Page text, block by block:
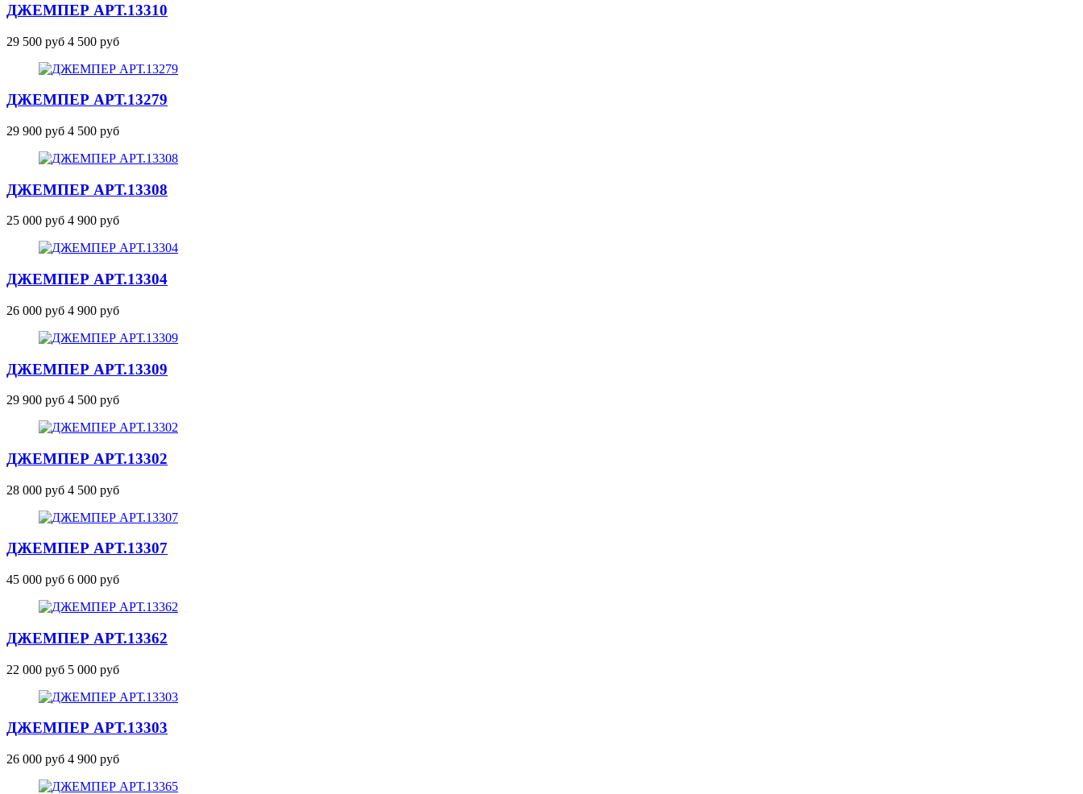
ДЖЕМПЕР АРТ.13310
29 500 руб 4 500 руб
ДЖЕМПЕР АРТ.13279
29 900 руб 4 500 руб
ДЖЕМПЕР АРТ.13308
25 000 руб 4 900 руб
ДЖЕМПЕР АРТ.13304
26 000 руб 4 900 руб
ДЖЕМПЕР АРТ.13309
29 900 руб 4 500 руб
ДЖЕМПЕР АРТ.13302
28 000 руб 4 500 руб
ДЖЕМПЕР АРТ.13307
45 000 руб 6 000 руб
ДЖЕМПЕР АРТ.13362
22 000 руб 5 000 руб
ДЖЕМПЕР АРТ.13303
26 000 руб 4 900 руб